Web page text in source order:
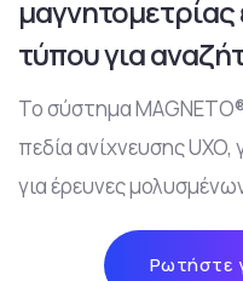
τύπου για
Το σύστημα
πεδία ανίχνευσης
για έρευνες
Ρωτήστε